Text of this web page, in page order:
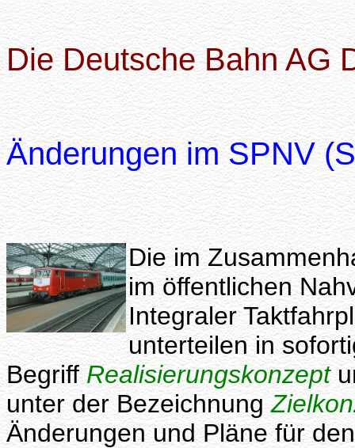
Die Deutsche Bahn AG
Änderungen im SPNV
Die im
im öffentlichen
Integraler
unterteilen in
Begriff Realisierungskonzept
unter der Bezeichnung
Änderungen und Pläne für